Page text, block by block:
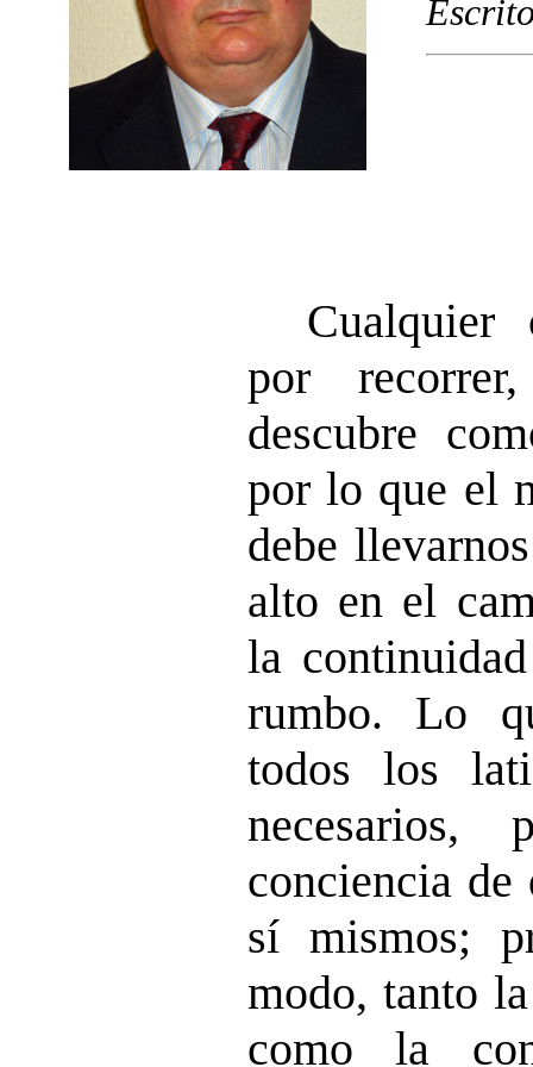
Cualquier
por
descubre
por lo que el
debe
alto en el
la
rumbo. Lo
todos los
necesarios,
conciencia de
sí mismos;
modo, tanto
como la